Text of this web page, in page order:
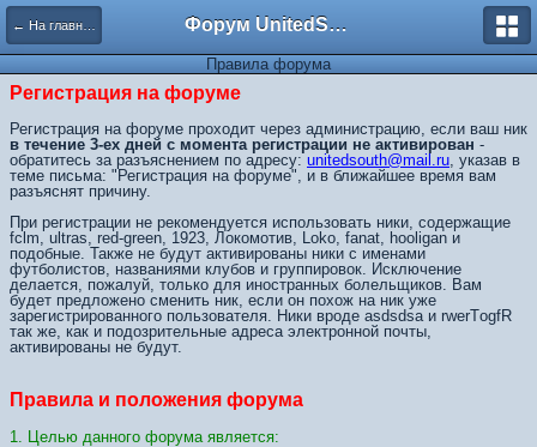
← На главную Форум UnitedSouth
Правила форума
Регистрация на форуме
Регистрация на форуме проходит через администрацию, если ваш ник
в течение 3-ех дней с момента регистрации не активирован -
обратитесь за разъяснением по адресу: unitedsouth@mail.ru, указав в
теме письма: "Регистрация на форуме", и в ближайшее время вам
разъяснят причину.
При регистрации не рекомендуется использовать ники, содержащие
fclm, ultras, red-green, 1923, Локомотив, Loko, fanat, hooligan и
подобные. Также не будут активированы ники с именами
футболистов, названиями клубов и группировок. Исключение
делается, пожалуй, только для иностранных болельщиков. Вам
будет предложено сменить ник, если он похож на ник уже
зарегистрированного пользователя. Ники вроде asdsdsa и rwerTоgfR
так же, как и подозрительные адреса электронной почты,
активированы не будут.
Правила и положения форума
1. Целью данного форума является: